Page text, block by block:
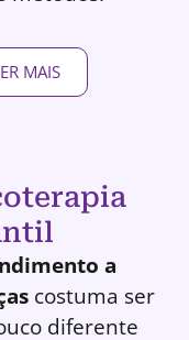
MAIS
a
costuma ser
diferente